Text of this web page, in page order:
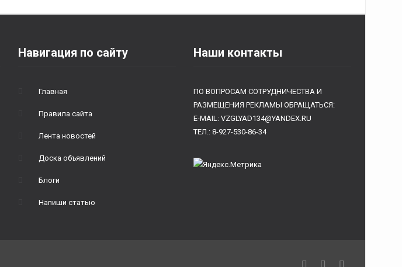
Навигация по сайту
Главная
Правила сайта
Лента новостей
Доска объявлений
Блоги
Напиши статью
Наши контакты
ПО ВОПРОСАМ СОТРУДНИЧЕСТВА И
РАЗМЕЩЕНИЯ РЕКЛАМЫ ОБРАЩАТЬСЯ:
E-MAIL: VZGLYAD134@YANDEX.RU
ТЕЛ.: 8-927-530-86-34